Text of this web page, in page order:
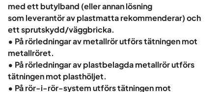
med ett butylband (eller annan lösning
som leverantör av plastmatta rekommenderar) och
ett sprutskydd/väggbricka.
• På rörledningar av metallrör utförs tätningen mot
metallröret.
• På rörledningar av plastbelagda metallrör utförs
tätningen mot plasthöljet.
• På rör-i-rör-system utförs tätningen mot